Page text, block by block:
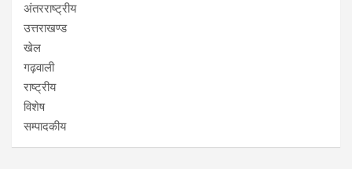
अंतरराष्ट्रीय
उत्तराखण्ड
खेल
गढ़वाली
राष्ट्रीय
विशेष
सम्पादकीय